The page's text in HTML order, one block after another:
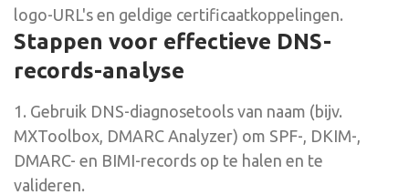
logo-URL's en geldige certificaatkoppelingen.
Stappen voor effectieve DNS-
records-analyse
1. Gebruik DNS-diagnosetools van naam (bijv.
MXToolbox, DMARC Analyzer) om SPF-, DKIM-,
DMARC- en BIMI-records op te halen en te
valideren.